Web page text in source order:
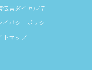
伝言ダイヤル171
イバシーポリシー
トマップ